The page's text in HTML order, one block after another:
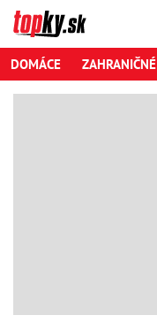
DOMÁCE ZAHRANIČNÉ